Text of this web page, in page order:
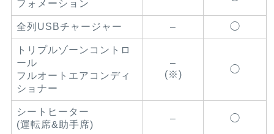
フォメーション
全列USBチャージャー – ◯
トリプルゾーンコントロ
ール
フルオートエアコンディ
ショナー
–
(※)
◯
シートヒーター
(運転席&助手席)
– ◯